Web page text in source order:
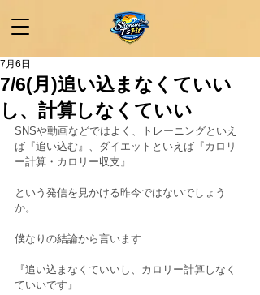
7/6(月)追い込まなくていい
し、計算しなくていい
7月6日
SNSや動画などではよく、トレーニングといえ
ば『追い込む』、ダイエットといえば『カロリ
ー計算・カロリー収支』
という発信を見かける昨今ではないでしょう
か。
僕なりの結論から言います
『追い込まなくていいし、カロリー計算しなく
ていいです』